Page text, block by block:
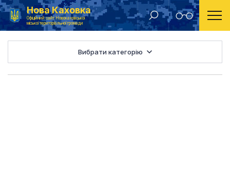
Нова Каховка
Офіційний сайт Новокаховської
міської територіальної громади
Головна Старости
Вибрати категорію